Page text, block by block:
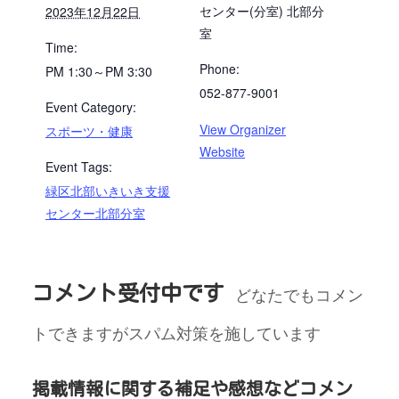
2023年12月22日
Time:
PM 1:30～PM 3:30
Event Category:
スポーツ・健康
Event Tags:
緑区北部いきいき支援
センター北部分室
センター(分室) 北部分
室
Phone:
052-877-9001
View Organizer
Website
コメント受付中です
どなたでもコメン
トできますがスパム対策を施しています
掲載情報に関する補足や感想などコメン